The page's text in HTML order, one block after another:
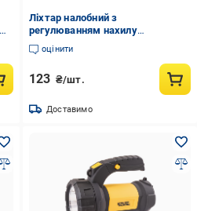
Ліхтар налобний з
регулюванням нахилу
MasterTool 3 режими COB LED
3хAAA ABS 75х46х29 мм (94-
оцінити
123 ₴/шт.
Доставимо